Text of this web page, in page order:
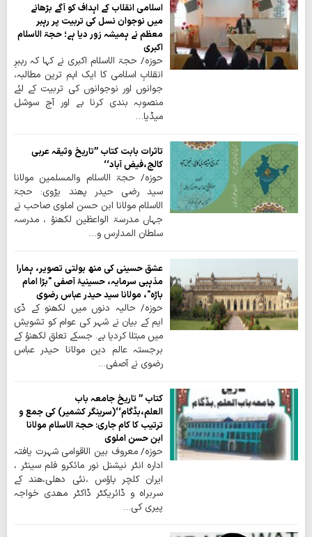
اسلامی انقلاب کے اہداف کو آگے بڑھانے
میں نوجوان نسل کی تربیت پر رہبر
معظم نے ہمیشہ زور دیا ہے؛ حجۃ الاسلام
اکبری
حوزہ/ حجۃ الاسلام اکبری نے کہا کہ رہبرِ
انقلابِ اسلامی کا ایک اہم ترین مطالبہ،
جوانوں اور نوجوانوں کی تربیت کے لئے
منصوبہ بندی کرنا ہے اور آج سوشل
میڈیا…
تاثرات بابت کتاب ’’تاریخ وثیقہ عربی
کالج،فیض آباد‘‘
حوزہ/ حجۃ الاسلام والمسلمین مولانا
سید رضی حیدر پھند یڑوی: حجۃ
الاسلام مولانا ابن حسن املوی صاحب نے
جہاں مدرسۃ الواعظین لکھنؤ ، مدرسہ
سلطان المدارس و…
عشق حسینی کی منھ بولتی تصویر، ہمارا
مذہبی سرمایہ، حسینیۂ آصفی "بڑا امام
باڑہ"، مولانا سید حیدر عباس رضوی
حوزہ/ حالیہ دنوں میں لکھنو کے ڈی
ایم کے بیان نے شہر کی عوام کو تشویش
میں مبتلا کردیا ہے۔ جسکے تعلق لکھنؤ کے
برجستہ عالم دین مولانا حیدر عباس
رضوی نے آصفی…
کتاب ’’ تاریخ جامعہ باب
العلم،بڈگام‘‘(سرینگر کشمیر) کی جمع و
ترتیب کا کام جاری: حجۃ الاسلام مولانا
ابن حسن املوی
حوزہ/ معروف بین الاقوامی شہرت یافتہ
ادارہ انٹر نیشنل نور مائکرو فلم سینٹر ،
ایران کلچر ہاؤس ،نئی دھلی،ھند کے
سربراہ و ڈائریکٹر ڈاکٹر مھدی خواجہ
پیری کی…